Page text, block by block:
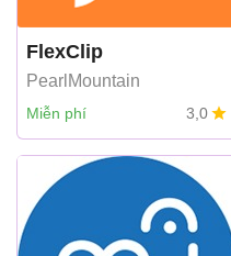
FlexClip
PearlMountain
Miễn phí 3,0